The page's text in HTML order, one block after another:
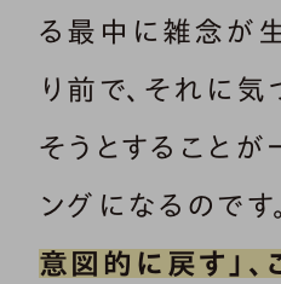
る最中に雑念が
り前で、それに
そうとすることが
ングになるのです。
意図的に戻す」